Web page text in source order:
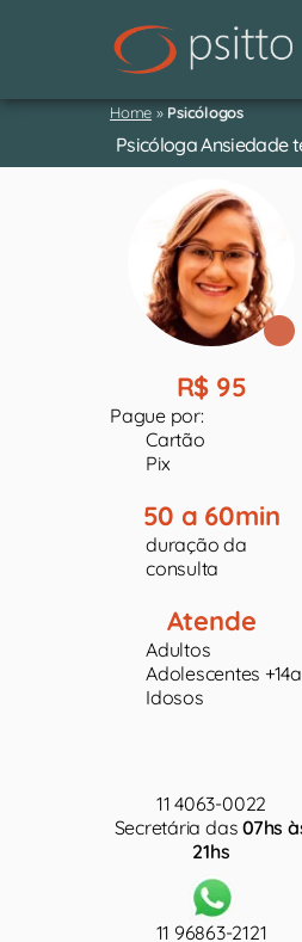
Home » Psicólogos
Psicóloga Ansiedade
R$ 95
Pague por:
Cartão
Pix
50 a 60min
duração da
consulta
Atende
Adultos
Adolescentes +14a
Idosos
11 4063-0022
Secretária das07hs
21hs
11 96863-2121